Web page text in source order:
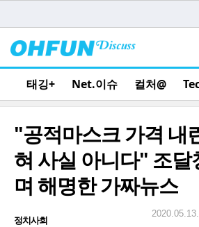
태깅+ Net.이슈 컬처@
"공적마스크 가격 내
혀 사실 아니다" 조달
며 해명한 가짜뉴스
정치사회